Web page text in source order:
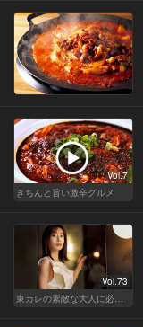
Vol.7
きちんと旨い激辛グルメ
Vol.73